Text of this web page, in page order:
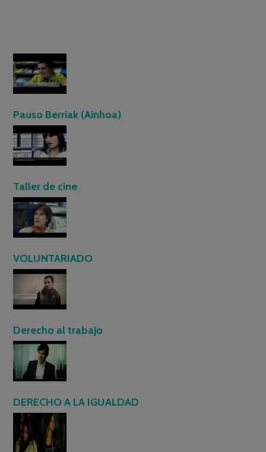
Pauso Berriak (Ainhoa)
Taller de cine
VOLUNTARIADO
Derecho al trabajo
DERECHO A LA IGUALDAD